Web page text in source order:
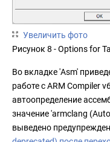
Увеличить фото
Рисунок 8 - Options for
Во вкладке 'Asm'
работе с ARM Compiler
автоопределение
значение 'armclang
выведено